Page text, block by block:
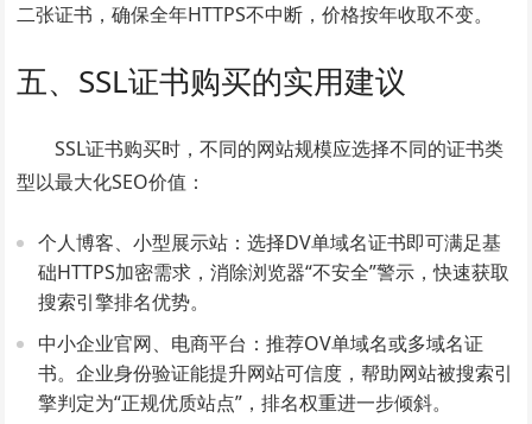
二张证书，确保全年HTTPS不中断，价格按年收取不变。
五、SSL证书购买的实用建议
SSL证书购买时，不同的网站规模应选择不同的证书类
型以最大化SEO价值：
个人博客、小型展示站：选择DV单域名证书即可满足基
础HTTPS加密需求，消除浏览器“不安全”警示，快速获取
搜索引擎排名优势。
中小企业官网、电商平台：推荐OV单域名或多域名证
书。企业身份验证能提升网站可信度，帮助网站被搜索引
擎判定为“正规优质站点”，排名权重进一步倾斜。